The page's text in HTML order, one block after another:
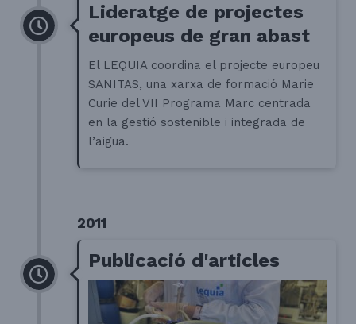
Lideratge de projectes
europeus de gran abast
El LEQUIA coordina el projecte europeu
SANITAS, una xarxa de formació Marie
Curie del VII Programa Marc centrada
en la gestió sostenible i integrada de
l’aigua.
2011
Publicació d'articles